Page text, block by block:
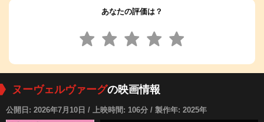
あなたの評価は？
ヌーヴェルヴァーグの映画情報
公開日: 2026年7月10日 / 上映時間: 106分 / 製作年: 2025年